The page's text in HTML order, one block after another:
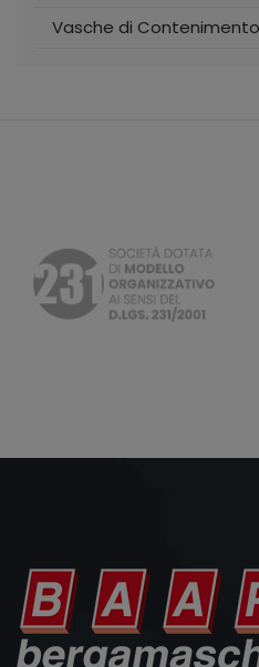
Vasche di Contenimento